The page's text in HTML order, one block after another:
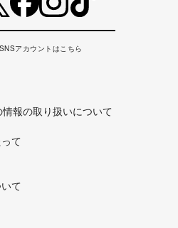
アカウントはこちら
報の取り扱いについて
て
て